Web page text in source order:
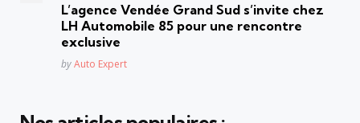
L’agence Vendée Grand Sud s’invite chez
LH Automobile 85 pour une rencontre
exclusive
Posted
byAuto Expert